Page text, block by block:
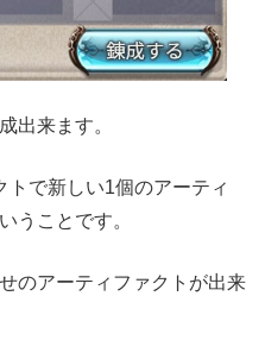
出来ます。
で新しい1個のアーティ
うことです。
のアーティファクトが出来